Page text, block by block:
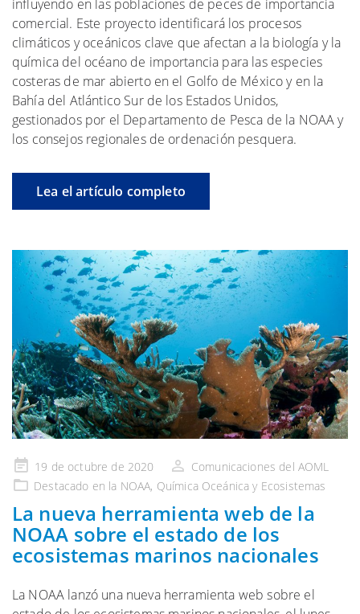
influyendo en las poblaciones de peces de importancia
comercial. Este proyecto identificará los procesos
climáticos y oceánicos clave que afectan a la biología y la
química del océano de importancia para las especies
costeras de mar abierto en el Golfo de México y en la
Bahía del Atlántico Sur de los Estados Unidos,
gestionados por el Departamento de Pesca de la NOAA y
los consejos regionales de ordenación pesquera.
Lea el artículo completo
Publicado
en
19 de octubre de 2020
Comunicaciones del AOML
Destacado en la NOAA, Química Oceánicay Ecosistemas
La nueva herramienta web de la
NOAA sobre el estado de los
ecosistemas marinos nacionales
La NOAA lanzó una nueva herramienta web sobre el